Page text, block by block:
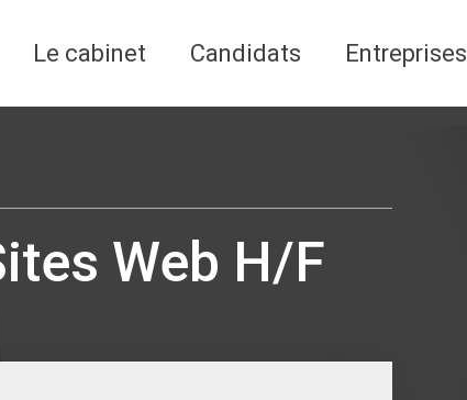
Le cabinet Candidats Entreprises
Web H/F